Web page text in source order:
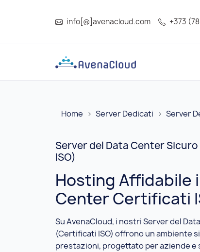
info[@]avenacloud.com +373
Home Server Dedicati Server
Server del Data Center
ISO)
Hosting Affidabile
Center Certificati
Su AvenaCloud, i nostri Server del
(Certificati ISO) offrono un ambiente
prestazioni, progettato per aziende e